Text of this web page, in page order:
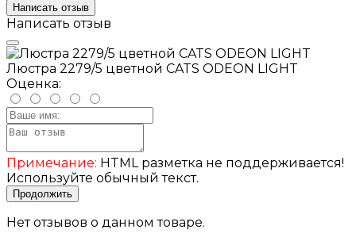
Написать отзыв
Написать отзыв
Люстра 2279/5 цветной CATS ODEON LIGHT
Оценка:
Примечание: HTML разметка не поддерживается!
Используйте обычный текст.
Продолжить
Нет отзывов о данном товаре.